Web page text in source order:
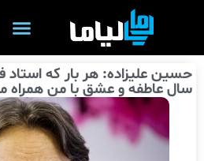
سال عاطفه و عشق با من همراه